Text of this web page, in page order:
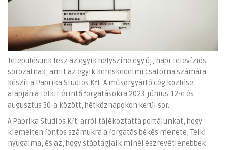
Településünk lesz az egyik helyszíne egy új, napi televíziós
sorozatnak, amit az egyik kereskedelmi csatorna számára
készít a Paprika Studios Kft. A műsorgyártó cég közlése
alapján a Telkit érintő forgatásokra 2023. június 12-e és
augusztus 30-a között, hétköznapokon kerül sor.
A Paprika Studios Kft. arról tájékoztatta portálunkat, hogy
kiemelten fontos számukra a forgatás békés menete, Telki
nyugalma, és az, hogy stábtagjaik minél észrevétlenebbek